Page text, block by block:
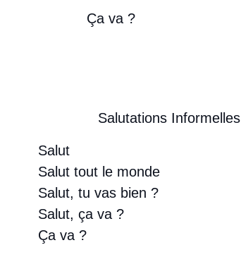
Ça va ?
Salutations Informelles
Salut
Salut tout le monde
Salut, tu vas bien ?
Salut, ça va ?
Ça va ?